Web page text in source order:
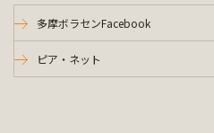
多摩ボラセンFacebook
ピア・ネット